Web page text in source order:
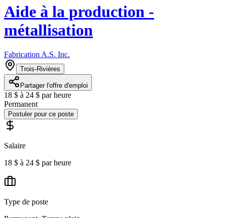
Aide à la production -
métallisation
Fabrication A.S. Inc.
Trois-Rivières
Partager l'offre d'emploi
18 $ à 24 $ par heure
Permanent
Postuler pour ce poste
Salaire
18 $ à 24 $ par heure
Type de poste